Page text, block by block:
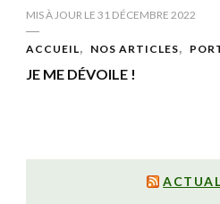
MIS À JOUR LE 31 DÉCEMBRE 2022
ACCUEIL NOS ARTICLES
JE ME DÉVOILE !